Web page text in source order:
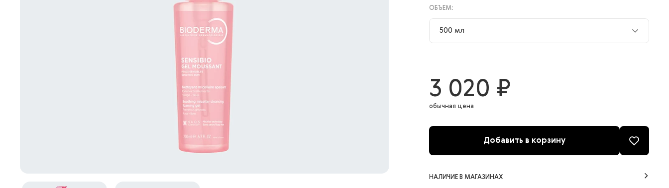
ОБЪЕМ:
500 мл
3 020 ₽
обычная цена
Добавить в корзину
НАЛИЧИЕ В МАГАЗИНАХ